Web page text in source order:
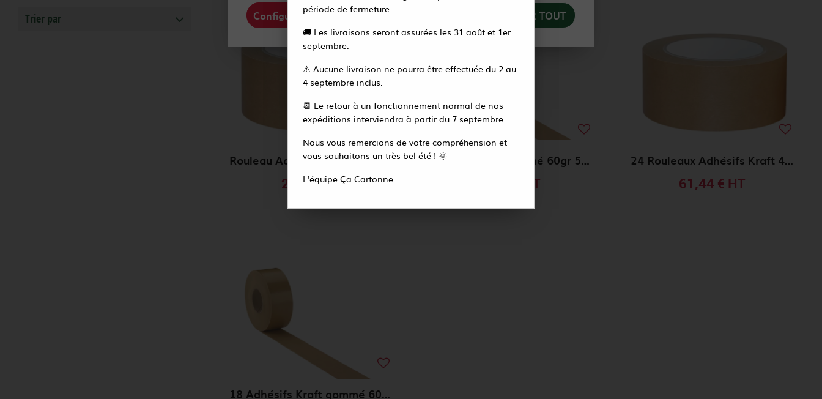
Trier par
Rouleau Adhésif Kraft 48mmx50m 59gr/m²
2,84 €HT
Adhésif Kraft gommé 60gr 50mmx200m
HT
24 Rouleaux Adhésifs Kraft 48mmx50m 59gr/m²
61,44 € HT
18 Adhésifs Kraft gommé 60gr 50mmx200m
Configurer Tout refuser ACCEPTER TOUT
Vous recevrez alors un e-mail pour créer votre
nouveau mot de passe en quelques secondes.
Accéder à la page de connexion
période de fermeture.
🚚 Les livraisons seront assurées les 31 août et 1er
septembre.
⚠️ Aucune livraison ne pourra être effectuée du 2 au
4 septembre inclus.
📆 Le retour à un fonctionnement normal de nos
expéditions interviendra à partir du 7 septembre.
Nous vous remercions de votre compréhension et
vous souhaitons un très bel été ! 🌞
L'équipe Ça Cartonne